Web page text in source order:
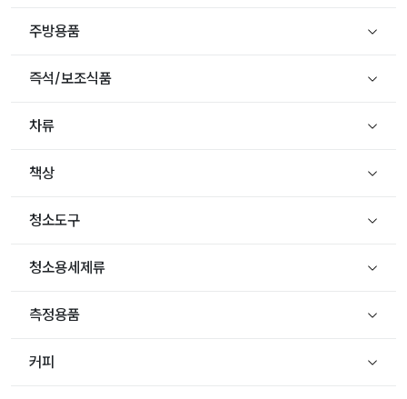
주방용품
즉석/보조식품
차류
책상
청소도구
청소용세제류
측정용품
커피